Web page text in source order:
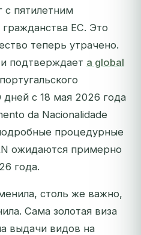
с пятилетним
гражданства ЕС. Это
теперь утрачено.
и подтверждает a global
дней с 18 мая 2026 года
da Nacionalidade
процедурные
ожидаются примерно
года.
столь же важно,
Сама золотая виза
выдачи видов на